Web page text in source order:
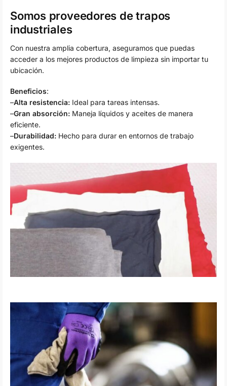
Somos proveedores de trapos
industriales
Con nuestra amplia cobertura, aseguramos que puedas
acceder a los mejores productos de limpieza sin importar tu
ubicación.
Beneficios:
–Alta resistencia: Ideal para tareas intensas.
–Gran absorción: Maneja líquidos y aceites de manera
eficiente.
–Durabilidad: Hecho para durar en entornos de trabajo
exigentes.